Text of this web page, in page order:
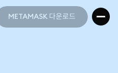
METAMASK 다운로드